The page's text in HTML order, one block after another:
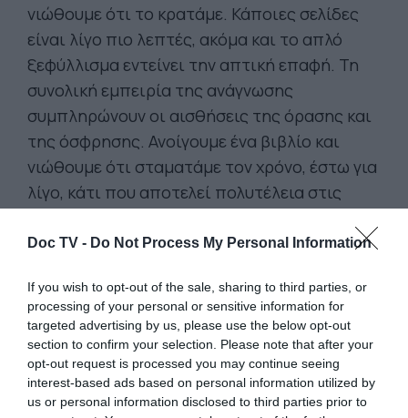
Doc TV - Do Not Process My Personal Information
If you wish to opt-out of the sale, sharing to third parties, or
processing of your personal or sensitive information for
targeted advertising by us, please use the below opt-out
section to confirm your selection. Please note that after your
opt-out request is processed you may continue seeing
interest-based ads based on personal information utilized by
us or personal information disclosed to third parties prior to
νιώθουμε ότι το κρατάμε. Κάποιες σελίδες
είναι λίγο πιο λεπτές, ακόμα και το απλό
ξεφύλλισμα εντείνει την απτική επαφή. Τη
συνολική εμπειρία της ανάγνωσης
συμπληρώνουν οι αισθήσεις της όρασης και
της όσφρησης. Ανοίγουμε ένα βιβλίο και
νιώθουμε ότι σταματάμε τον χρόνο, έστω για
λίγο, κάτι που αποτελεί πολυτέλεια στις
Είναι κάτι παρόμοιο με την εμπειρία που
προσφέρει ένας δίσκος βινυλίου. Τον
βγάζουμε από τη θήκη του χωρίς βιασύνη,
τον τοποθετούμε στο πικάπ, ισορροπούμε
με προσοχή τη βελόνα μέχρι να ακουστούν οι
πρώτοι ήχοι. Όλη αυτή η διαδικασία μας
επιτρέπει να απολαύσουμε πιο συνειδητά τη